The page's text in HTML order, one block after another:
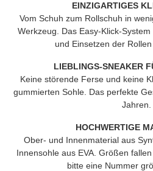
EINZIGARTIGES
Vom Schuh zum Rollschuh in
Werkzeug. Das Easy-Klick-
und Einsetzen der
LIEBLINGS-SNEAKER
Keine störende Ferse und keine
gummierten Sohle. Das perfekte
Jahren.
HOCHWERTIGE
Ober- und Innenmaterial aus
Innensohle aus EVA. Größen
bitte eine Nummer